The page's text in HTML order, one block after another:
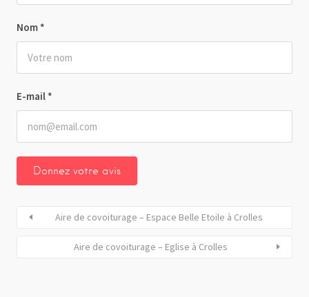
Nom *
E-mail *
Aire de covoiturage – Espace Belle Etoile à Crolles
Aire de covoiturage – Eglise à Crolles